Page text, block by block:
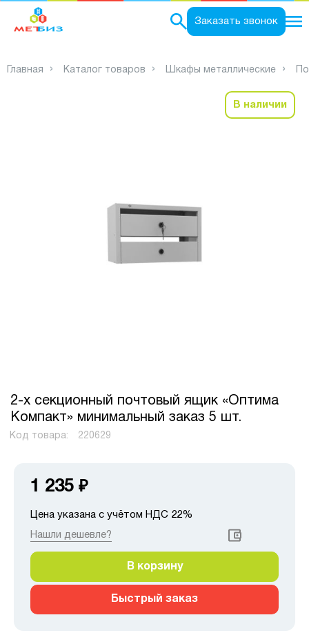
Заказать звонок
Главная Каталог товаров Шкафы металлические
В наличии
2-х секционный почтовый ящик «Оптима
Компакт» минимальный заказ 5 шт.
Код товара: 220629
1 235 ₽
Цена указана с учётом НДС 22%
Нашли дешевле?
В корзину
Быстрый заказ